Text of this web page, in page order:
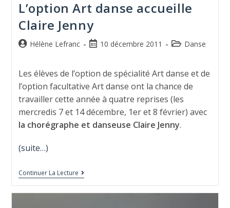
L’option Art danse accueille
Claire Jenny
Hélène Lefranc 10 décembre 2011 Danse
Les élèves de l’option de spécialité Art danse et de
l’option facultative Art danse ont la chance de
travailler cette année à quatre reprises (les
mercredis 7 et 14 décembre, 1er et 8 février) avec
la chorégraphe et danseuse Claire Jenny.
(suite…)
Continuer La Lecture